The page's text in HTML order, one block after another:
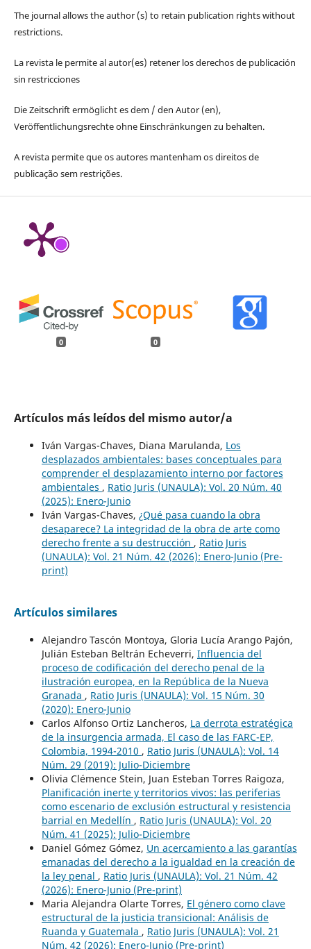
The journal allows the author (s) to retain publication rights without
restrictions.
La revista le permite al autor(es) retener los derechos de publicación
sin restricciones
Die Zeitschrift ermöglicht es dem / den Autor (en),
Veröffentlichungsrechte ohne Einschränkungen zu behalten.
A revista permite que os autores mantenham os direitos de
publicação sem restrições.
0 0
Artículos más leídos del mismo autor/a
Iván Vargas-Chaves, Diana Marulanda, Los
desplazados ambientales: bases conceptuales para
comprender el desplazamiento interno por factores
ambientales , Ratio Juris (UNAULA): Vol. 20 Núm. 40
(2025): Enero-Junio
Iván Vargas-Chaves, ¿Qué pasa cuando la obra
desaparece? La integridad de la obra de arte como
derecho frente a su destrucción , Ratio Juris
(UNAULA): Vol. 21 Núm. 42 (2026): Enero-Junio (Pre-
print)
Artículos similares
Alejandro Tascón Montoya, Gloria Lucía Arango Pajón,
Julián Esteban Beltrán Echeverri, Influencia del
proceso de codificación del derecho penal de la
ilustración europea, en la República de la Nueva
Granada , Ratio Juris (UNAULA): Vol. 15 Núm. 30
(2020): Enero-Junio
Carlos Alfonso Ortiz Lancheros, La derrota estratégica
de la insurgencia armada, El caso de las FARC-EP,
Colombia, 1994-2010 , Ratio Juris (UNAULA): Vol. 14
Núm. 29 (2019): Julio-Diciembre
Olivia Clémence Stein, Juan Esteban Torres Raigoza,
Planificación inerte y territorios vivos: las periferias
como escenario de exclusión estructural y resistencia
barrial en Medellín , Ratio Juris (UNAULA): Vol. 20
Núm. 41 (2025): Julio-Diciembre
Daniel Gómez Gómez, Un acercamiento a las garantías
emanadas del derecho a la igualdad en la creación de
la ley penal , Ratio Juris (UNAULA): Vol. 21 Núm. 42
(2026): Enero-Junio (Pre-print)
Maria Alejandra Olarte Torres, El género como clave
estructural de la justicia transicional: Análisis de
Ruanda y Guatemala , Ratio Juris (UNAULA): Vol. 21
Núm. 42 (2026): Enero-Junio (Pre-print)